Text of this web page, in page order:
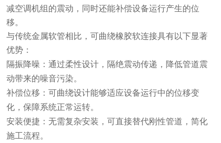
减空调机组的震动，同时还能补偿设备运行产生的位
移。
与传统金属软管相比，可曲绕橡胶软连接具有以下显著
优势：
隔振降噪 ：通过柔性设计，隔绝震动传递，降低管道震
动带来的噪音污染。
补偿位移 ：可曲绕设计能够适应设备运行中的位移变
化，保障系统正常运转。
安装便捷 ：无需复杂安装，可直接替代刚性管道，简化
施工流程。